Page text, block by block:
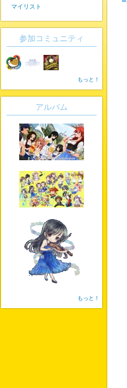
マイリスト
参加コミュニティ
もっと！
アルバム
もっと！